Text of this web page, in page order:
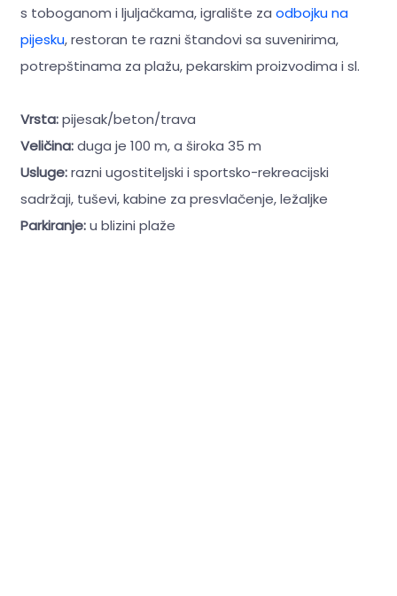
s toboganom i ljuljačkama, igralište za odbojku na
pijesku, restoran te razni štandovi sa suvenirima,
potrepštinama za plažu, pekarskim proizvodima i sl.
Vrsta:pijesak/beton/trava
Veličina:duga je 100 m, a široka 35 m
Usluge:razni ugostiteljski i sportsko-rekreacijski
sadržaji, tuševi, kabine za presvlačenje, ležaljke
Parkiranje:u blizini plaže